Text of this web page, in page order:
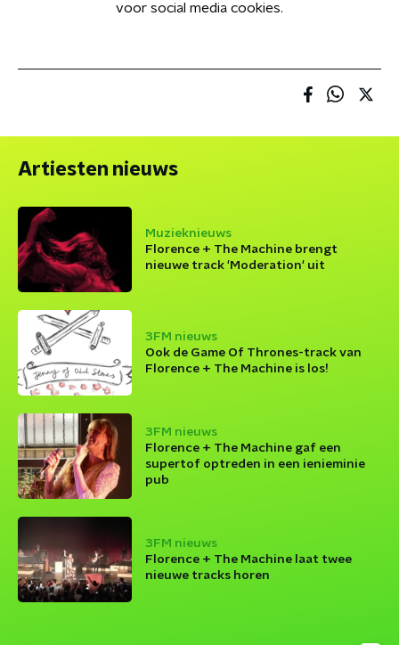
voor social media cookies.
Artiesten nieuws
Muzieknieuws
Florence + The Machine brengt
nieuwe track 'Moderation' uit
3FM nieuws
Ook de Game Of Thrones-track van
Florence + The Machine is los!
3FM nieuws
Florence + The Machine gaf een
supertof optreden in een ienieminie
pub
3FM nieuws
Florence + The Machine laat twee
nieuwe tracks horen